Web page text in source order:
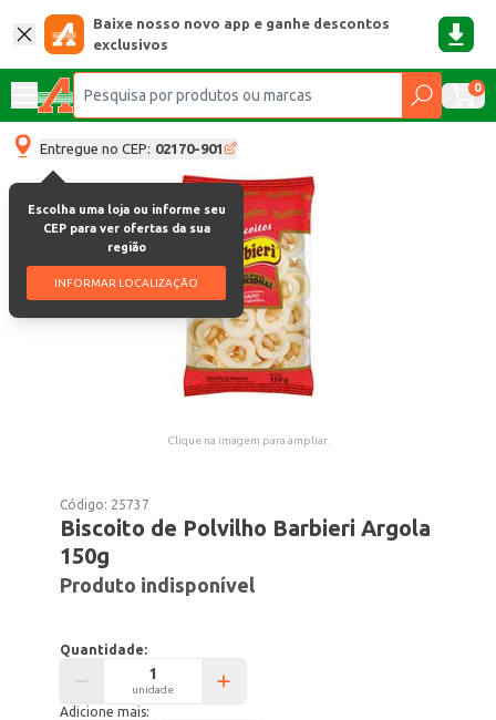
Baixe nosso novo app e ganhe descontos
exclusivos
0
Entregue no CEP: 02170-901
Escolha uma loja ou informe seu
CEP para ver ofertas da sua
região
INFORMAR LOCALIZAÇÃO
Clique na imagem para ampliar.
Código: 25737
Biscoito de Polvilho Barbieri Argola
150g
Produto indisponível
Quantidade:
unidade
Adicione mais: